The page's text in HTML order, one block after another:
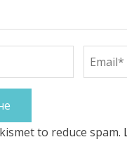
to reduce spam.